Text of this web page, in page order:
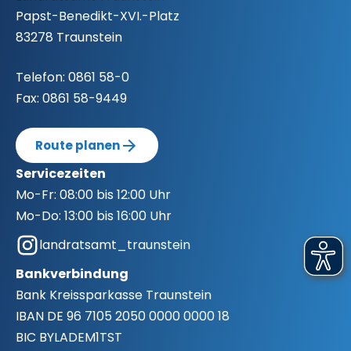
Papst-Benedikt-XVI.-Platz
83278 Traunstein
Telefon: 0861 58-0
Fax: 0861 58-9449
Route planen
Servicezeiten
Mo-Fr: 08:00 bis 12:00 Uhr
Mo-Do: 13:00 bis 16:00 Uhr
landratsamt_traunstein
Bankverbindung
Bank Kreissparkasse Traunstein
IBAN DE 96 7105 2050 0000 0000 18
BIC BYLADEM1TST